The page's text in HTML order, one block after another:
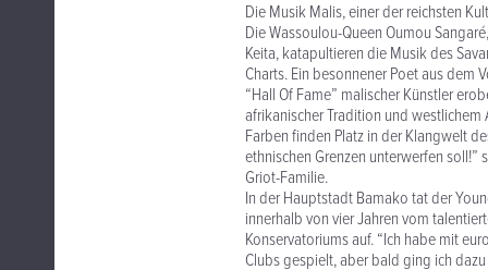
Die Musik Malis, einer der reichsten
Die Wassoulou-Queen Oumou
Keita, katapultieren die Musik des
Charts. Ein besonnener Poet aus dem
“Hall Of Fame” malischer Künstler
afrikanischer Tradition und
Farben finden Platz in der Klangwelt
ethnischen Grenzen unterwerfen
Griot-Familie.
In der Hauptstadt Bamako tat der
innerhalb von vier Jahren vom
Konservatoriums auf. “Ich habe mit
Clubs gespielt, aber bald ging ich